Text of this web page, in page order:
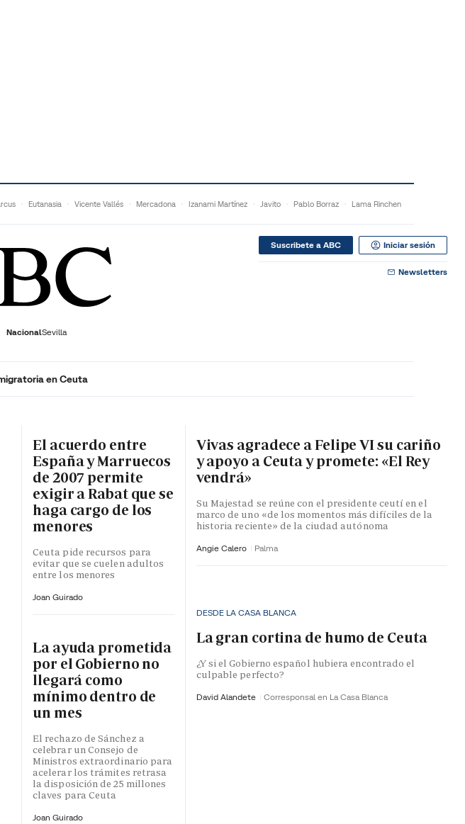
Eutanasia Vicente Vallés Mercadona Izanami Martínez Javito Pablo Borraz Lama Rinchen
NacionalSevilla
Suscribete a ABC Iniciar sesión
Newsletters
CULTURAGENTEPLAY
en Ceuta
El acuerdo entre
España y Marruecos
de 2007 permite
exigir a Rabat que se
haga cargo de los
menores
Ceuta pide recursos para
evitar que se cuelen adultos
entre los menores
Joan Guirado
La ayuda prometida
por el Gobierno no
llegará como
mínimo dentro de
un mes
El rechazo de Sánchez a
celebrar un Consejo de
Ministros extraordinario para
acelerar los trámites retrasa
la disposición de 25 millones
claves para Ceuta
Joan Guirado
Vivas agradece a Felipe VI su cariño
y apoyo a Ceuta y promete: «El Rey
vendrá»
Su Majestad se reúne con el presidente ceutí en el
marco de uno «de los momentos más difíciles de la
historia reciente» de la ciudad autónoma
Angie Calero Palma
DESDE LA CASA BLANCA
La gran cortina de humo de Ceuta
¿Y si el Gobierno español hubiera encontrado el
culpable perfecto?
David Alandete Corresponsal en La Casa Blanca